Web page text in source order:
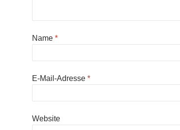
Name *
E-Mail-Adresse *
Website